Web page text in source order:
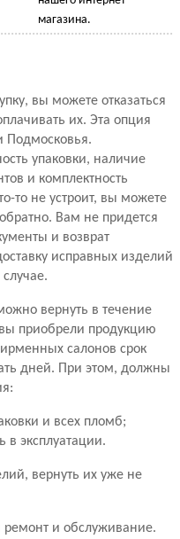
магазина.
вы можете отказаться
их. Эта опция
Подмосковья.
упаковки, наличие
и комплектность
то не устроит, вы можете
Вам не придется
и возврат
исправных изделий
вернуть в течение
приобрели продукцию
салонов срок
дней. При этом, должны
и всех пломб;
в эксплуатации.
вернуть их уже не
и обслуживание.